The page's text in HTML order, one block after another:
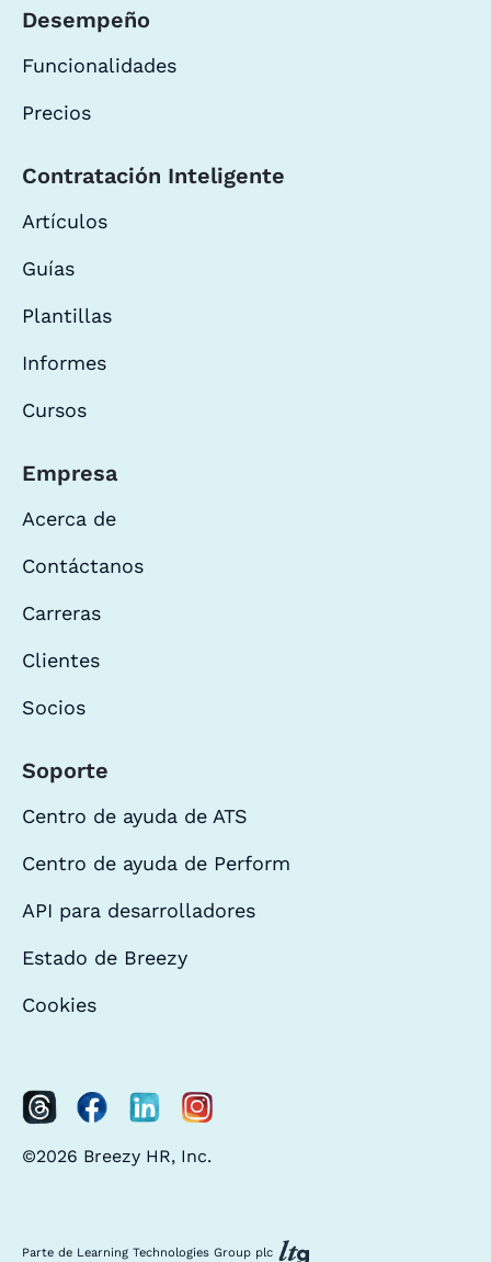
Desempeño
Funcionalidades
Precios
Contratación Inteligente
Artículos
Guías
Plantillas
Informes
Cursos
Empresa
Acerca de
Contáctanos
Carreras
Clientes
Socios
Soporte
Centro de ayuda de ATS
Centro de ayuda de Perform
API para desarrolladores
Estado de Breezy
Cookies
©2026 Breezy HR, Inc.
Parte de Learning Technologies Group plc